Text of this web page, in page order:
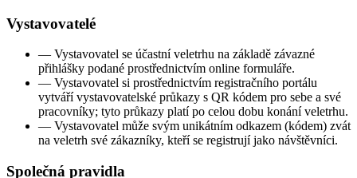
Vystavovatelé
— Vystavovatel se účastní veletrhu na základě závazné
přihlášky podané prostřednictvím online formuláře.
— Vystavovatel si prostřednictvím registračního portálu
vytváří vystavovatelské průkazy s QR kódem pro sebe a své
pracovníky; tyto průkazy platí po celou dobu konání veletrhu.
— Vystavovatel může svým unikátním odkazem (kódem) zvát
na veletrh své zákazníky, kteří se registrují jako návštěvníci.
Společná pravidla